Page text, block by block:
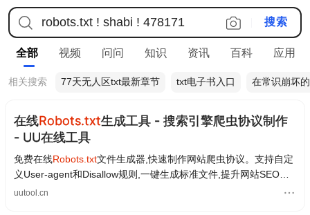
全部 视频 问问 知识 资讯 百科 应用
相关搜索 77天无人区txt最新章节 txt电子书入口 在常识崩坏
在线Robots.txt生成工具 - 搜索引擎爬虫协议制作
- UU在线工具
免费在线Robots.txt文件生成器,快速制作网站爬虫协议。支持自定
义User-agent和Disallow规则,一键生成标准文件,提升网站SEO友
好度。
uutool.cn